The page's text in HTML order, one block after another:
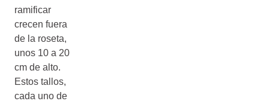
ramificar
crecen fuera
de la roseta,
unos 10 a 20
cm de alto.
Estos tallos,
cada uno de